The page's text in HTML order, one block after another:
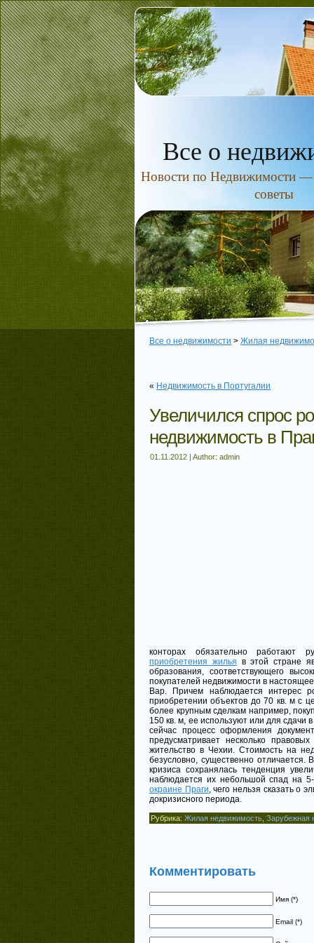
Все о
Новости по Недвижимости —
советы
Все о недвижимости > Жилая
« Недвижимость в Португалии
Увеличился спрос
недвижимость в
01.11.2012 | Author: admin
конторах обязательно работают
приобретения жилья в этой стране
образования, соответствующего
покупателей недвижимости в
Вар. Причем наблюдается интерес
приобретении объектов до 70 кв. м с
более крупным сделкам например,
150 кв. м, ее используют или для сдачи
сейчас процесс оформления
предусматривает несколько
жительство в Чехии. Стоимость на
безусловно, существенно
кризиса сохранялась тенденция
наблюдается их небольшой спад на
окраине Праги, чего нельзя сказать о
докризисного периода.
Рубрика: Жилая недвижимость Зарубежная
Комментировать
Имя (*)
Email (*)